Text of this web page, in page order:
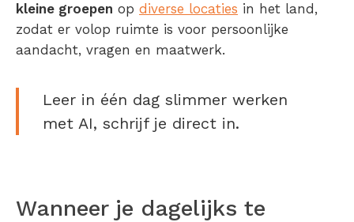
kleine groepen op diverse locaties in het land,
zodat er volop ruimte is voor persoonlijke
aandacht, vragen en maatwerk.
Leer in één dag slimmer werken
met AI, schrijf je direct in.
Wanneer je dagelijks te